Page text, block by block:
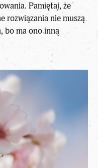
Pamiętaj, że
rozwiązania nie muszą
bo ma ono inną